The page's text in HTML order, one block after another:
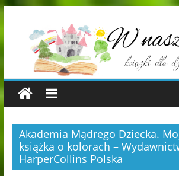
Akademia Mądrego Dziecka.
książka o kolorach –
HarperCollins Polska